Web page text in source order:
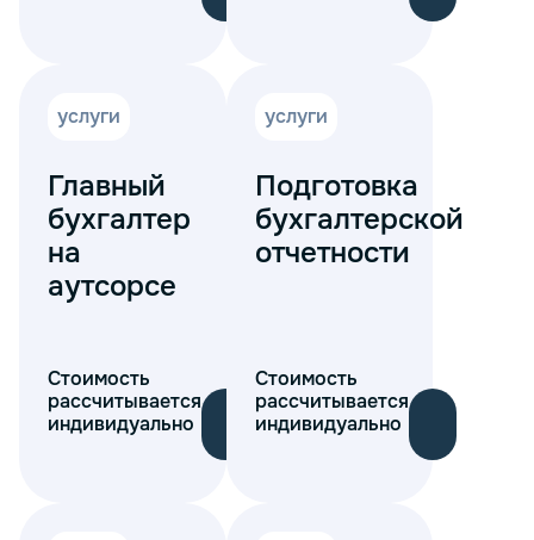
услуги
Главный
бухгалтер
на
аутсорсе
Стоимость
рассчитывается
индивидуально
услуги
Подготовка
бухгалтерской
отчетности
Стоимость
рассчитывается
индивидуально